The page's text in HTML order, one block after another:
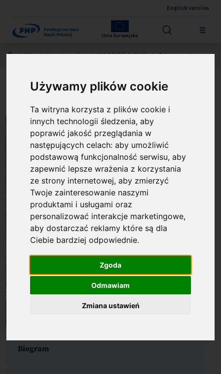
Używamy plików cookie
Ta witryna korzysta z plików cookie i
innych technologii śledzenia, aby
poprawić jakość przeglądania w
następujących celach:aby umożliwić
podstawową funkcjonalność serwisu,aby
zapewnić lepsze wrażenia z korzystania
ze strony internetowej,aby zmierzyć
Twoje zainteresowanie naszymi
produktami i usługami oraz
personalizować interakcje marketingowe,
aby dostarczać reklamy które są dla
Ciebie bardziej odpowiednie.
Zgoda
Odmawiam
Zmiana ustawień
English version
Unia Europejska
Jesteś tutaj:
Wyniki konkursów NAGRODA FNP O laureacie
prof. Krzysztof M. Górski
Biogram